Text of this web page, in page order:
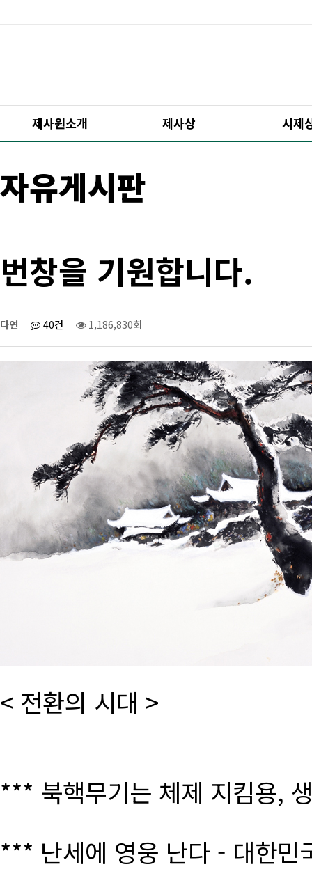
제사원소개 제사상 시제
자유게시판
번창을 기원합니다.
다연 40건 1,186,830회
< 전환의 시대 >
*** 북핵무기는 체제 지킴용,
*** 난세에 영웅 난다 - 대한